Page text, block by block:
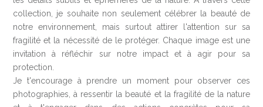
collection, je souhaite non seulement célébrer la beauté de
notre environnement, mais surtout attirer l'attention sur sa
fragilité et la nécessité de le protéger. Chaque image est une
invitation à réfléchir sur notre impact et à agir pour sa
protection.
Je t'encourage à prendre un moment pour observer ces
photographies, à ressentir la beauté et la fragilité de la nature